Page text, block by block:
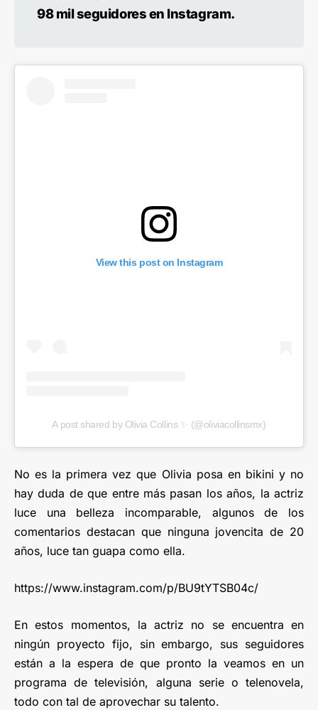
98 mil seguidores en Instagram.
View this post on Instagram
A post shared by Olivia Collins ✨ (@oliviacollinsmx)
No es la primera vez que Olivia posa en bikini y no
hay duda de que entre más pasan los años, la actriz
luce una belleza incomparable, algunos de los
comentarios destacan que ninguna jovencita de 20
años, luce tan guapa como ella.
https://www.instagram.com/p/BU9tYTSB04c/
En estos momentos, la actriz no se encuentra en
ningún proyecto fijo, sin embargo, sus seguidores
están a la espera de que pronto la veamos en un
programa de televisión, alguna serie o telenovela,
todo con tal de aprovechar su talento.